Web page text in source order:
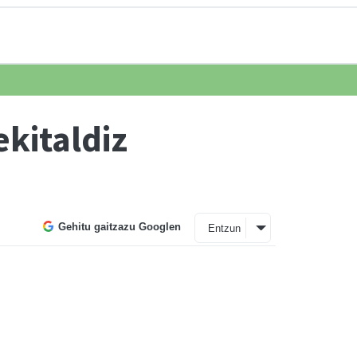
Gehitu gaitzazu Googlen Entzun